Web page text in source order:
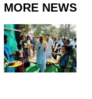
MORE NEWS